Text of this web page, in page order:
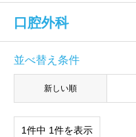
口腔外科
並べ替え条件
新しい順
1件中 1件を表示